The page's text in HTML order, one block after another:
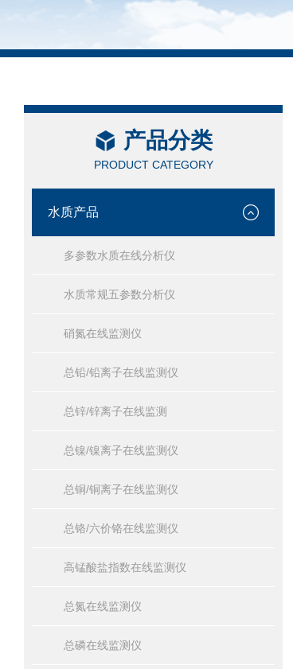
产品分类
PRODUCT CATEGORY
水质产品
多参数水质在线分析仪
水质常规五参数分析仪
硝氮在线监测仪
总铅/铅离子在线监测仪
总锌/锌离子在线监测
总镍/镍离子在线监测仪
总铜/铜离子在线监测仪
总铬/六价铬在线监测仪
高锰酸盐指数在线监测仪
总氮在线监测仪
总磷在线监测仪